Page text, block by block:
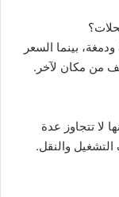
بينما السعر
من مكان لآخر.
لا تتجاوز عدة
والنقل.